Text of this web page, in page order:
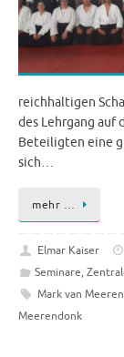
reichhaltigen
des Lehrgang auf
Beteiligten eine
sich…
mehr …
Elmar Kaiser
Seminare,
Mark van
Meerendonk